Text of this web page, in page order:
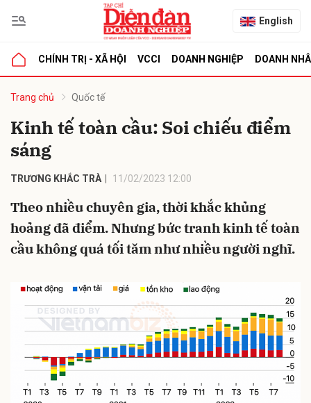
English
CHÍNH TRỊ - XÃ HỘI VCCI DOANH NGHIỆP DOANH
Trang chủ Quốc tế
Kinh tế toàn cầu: Soi chiếu điểm
sáng
TRƯƠNG KHẮC TRÀ 11/02/2023 12:00
Theo nhiều chuyên gia, thời khắc khủng
hoảng đã điểm. Nhưng bức tranh kinh tế toàn
cầu không quá tối tăm như nhiều người nghĩ.
luận
Hủy